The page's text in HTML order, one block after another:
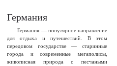
Германия
Германия — популярное направление
для отдыха и путешествий. В этом
передовом государстве — старинные
города и современные мегаполисы,
живописная природа с песчаными